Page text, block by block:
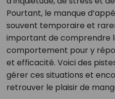
Pourtant, le manque
souvent temporaire et
important de comprendre
comportement pour y
et efficacité. Voici des
gérer ces situations et
retrouver le plaisir de